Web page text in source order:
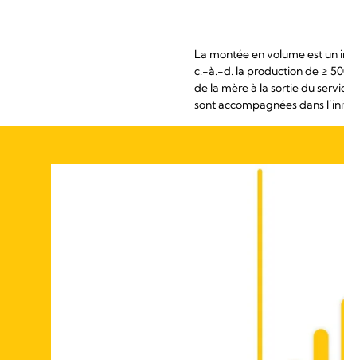
La montée en volume est un
c.-à.-d. la production de ≥
de la mère à la sortie du
sont accompagnées dans